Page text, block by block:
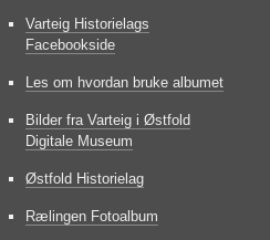
Varteig Historielags
Facebookside
Les om hvordan bruke albumet
Bilder fra Varteig i Østfold
Digitale Museum
Østfold Historielag
Rælingen Fotoalbum